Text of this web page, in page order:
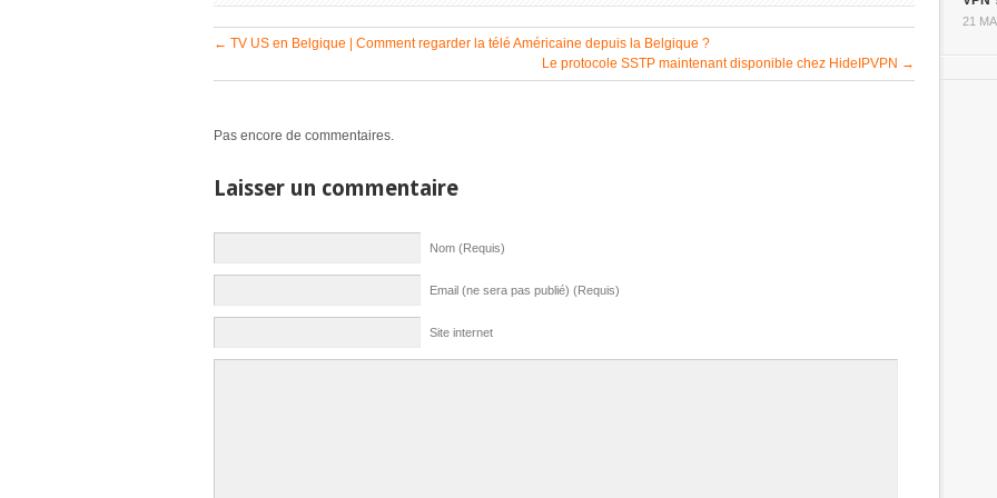
← TV US en Belgique | Comment regarder la télé Américaine depuis la Belgique ?
Le protocole SSTP maintenant disponible chez HideIPVPN →
Pas encore de commentaires.
Laisser un commentaire
Nom (Requis)
Email (ne sera pas publié) (Requis)
Site internet
21